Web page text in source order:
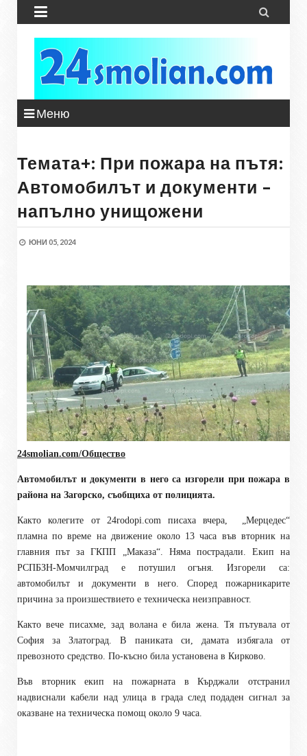
 
Меню
Темата+: При пожара на пътя:
Автомобилът и документи –
напълно унищожени
ЮНИ 05, 2024
24smolian.com/Общество
Автомобилът и документи в него са изгорели при пожара в
района на Загорско, съобщиха от полицията.
Както колегите от 24rodopi.comписаха вчера,
„Мерцедес“
пламна по време на движение около 13 часа във вторник на
главния път за ГКПП „Маказа“. Няма пострадали. Екип на
РСПБЗН-Момчилград е потушил огъня. Изгорели са:
автомобилът и документи в него. Според пожарникарите
причина за произшествието е техническа неизправност.
Както вече писахме, зад волана е била жена. Тя пътувала от
София за Златоград. В паниката си, дамата избягала от
превозното средство. По-късно била установена в Кирково.
Във вторник екип на пожарната в Кърджали отстранил
надвиснали кабели над улица в града след подаден сигнал за
оказване на техническа помощ около 9 часа.